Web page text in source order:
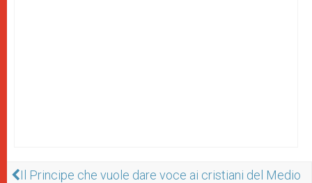
Il Principe che vuole dare voce ai cristiani del Medio